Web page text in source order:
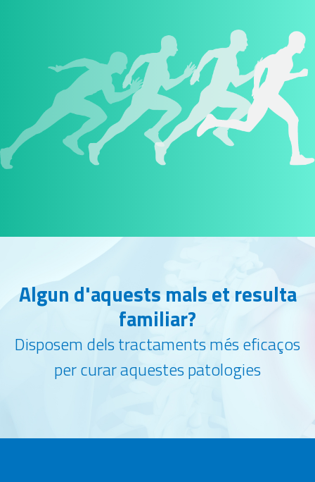
Algun d'aquests mals et resulta
familiar?
Disposem dels tractaments més eficaços
per curar aquestes patologies